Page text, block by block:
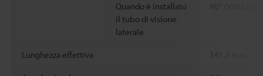
Quando è installato
il tubo di visione
laterale
90° (Vista
Lunghezza effettiva